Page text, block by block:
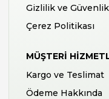
Gizlilik ve
Çerez Politikası
MÜŞTERI
Kargo ve Teslimat
Ödeme Hakkında